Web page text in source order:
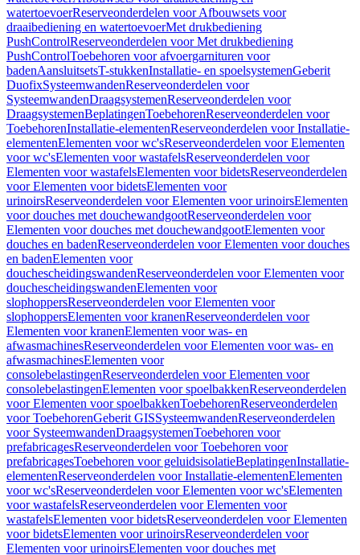
watertoevoerReserveonderdelen voor Afbouwsets voor
draaibediening en watertoevoerMet drukbediening
PushControlReserveonderdelen voor Met drukbediening
PushControlToebehoren voor afvoergarnituren voor
badenAansluitsetsT-stukkenInstallatie- en spoelsystemenGeberit
DuofixSysteemwandenReserveonderdelen voor
SysteemwandenDraagsystemenReserveonderdelen voor
DraagsystemenBeplatingenToebehorenReserveonderdelen voor
ToebehorenInstallatie-elementenReserveonderdelen voor Installatie-
elementenElementen voor wc'sReserveonderdelen voor Elementen
voor wc'sElementen voor wastafelsReserveonderdelen voor
Elementen voor wastafelsElementen voor bidetsReserveonderdelen
voor Elementen voor bidetsElementen voor
urinoirsReserveonderdelen voor Elementen voor urinoirsElementen
voor douches met douchewandgootReserveonderdelen voor
Elementen voor douches met douchewandgootElementen voor
douches en badenReserveonderdelen voor Elementen voor douches
en badenElementen voor
douchescheidingswandenReserveonderdelen voor Elementen voor
douchescheidingswandenElementen voor
slophoppersReserveonderdelen voor Elementen voor
slophoppersElementen voor kranenReserveonderdelen voor
Elementen voor kranenElementen voor was- en
afwasmachinesReserveonderdelen voor Elementen voor was- en
afwasmachinesElementen voor
consolebelastingenReserveonderdelen voor Elementen voor
consolebelastingenElementen voor spoelbakkenReserveonderdelen
voor Elementen voor spoelbakkenToebehorenReserveonderdelen
voor ToebehorenGeberit GISSysteemwandenReserveonderdelen
voor SysteemwandenDraagsystemenToebehoren voor
prefabricagesReserveonderdelen voor Toebehoren voor
prefabricagesToebehoren voor geluidsisolatieBeplatingenInstallatie-
elementenReserveonderdelen voor Installatie-elementenElementen
voor wc'sReserveonderdelen voor Elementen voor wc'sElementen
voor wastafelsReserveonderdelen voor Elementen voor
wastafelsElementen voor bidetsReserveonderdelen voor Elementen
voor bidetsElementen voor urinoirsReserveonderdelen voor
Elementen voor urinoirsElementen voor douches met